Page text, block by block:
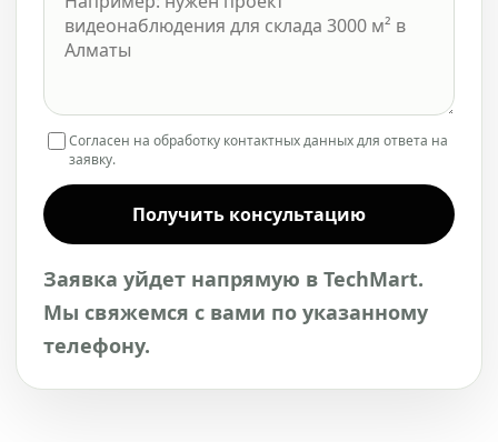
Согласен на обработку контактных данных для ответа на
заявку.
Получить консультацию
Заявка уйдет напрямую в TechMart.
Мы свяжемся с вами по указанному
телефону.